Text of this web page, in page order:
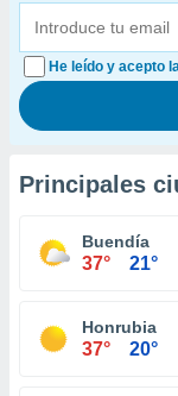
He leído y acepto
Principales
Buendía
37° 21°
Honrubia
37° 20°